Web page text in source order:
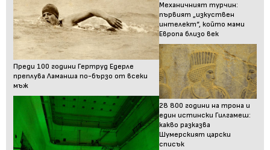
Преди 100 години Гертруд Едерле
преплува Ламанша по-бързо от всеки
мъж
Механичният турчин:
първият „изкуствен
интелект“, който мами
Европа близо век
28 800 години на трона и
един истински Гилгамеш:
какво разказва
Шумерският царски
списък